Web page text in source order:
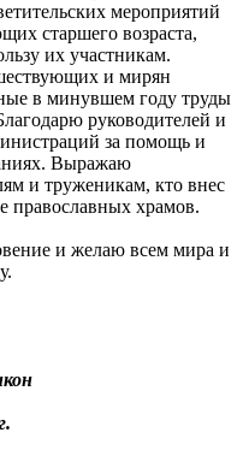
мероприятий
старшего возраста,
их участникам.
и мирян
в минувшем году труды
руководителей и
за помощь и
Выражаю
и труженикам, кто внес
православных храмов.
и желаю всем мира и